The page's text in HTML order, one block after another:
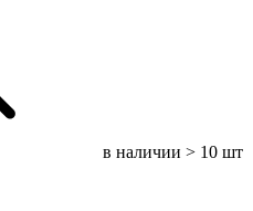
в наличии > 10 шт